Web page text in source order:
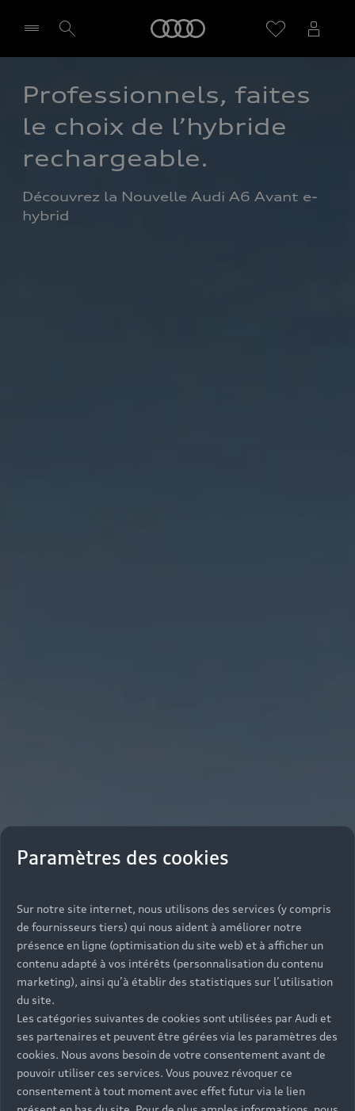
Sélectionner un Partenaire
Professionnels, faites
le choix de l’hybride
rechargeable.
Découvrez la Nouvelle Audi A6 Avant e-
hybrid
Paramètres des cookies
Sur notre site internet, nous utilisons des services (y compris
de fournisseurs tiers) qui nous aident à améliorer notre
présence en ligne (optimisation du site web) et à afficher un
contenu adapté à vos intérêts (personnalisation du contenu
marketing), ainsi qu’à établir des statistiques sur l’utilisation
du site.
Les catégories suivantes de cookies sont utilisées par Audi et
ses partenaires et peuvent être gérées via les paramètres des
cookies. Nous avons besoin de votre consentement avant de
pouvoir utiliser ces services. Vous pouvez révoquer ce
consentement à tout moment avec effet futur via le lien